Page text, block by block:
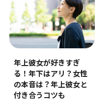
年上彼女が好きすぎ
る！年下はアリ？女性
の本音は？年上彼女と
付き合うコツも